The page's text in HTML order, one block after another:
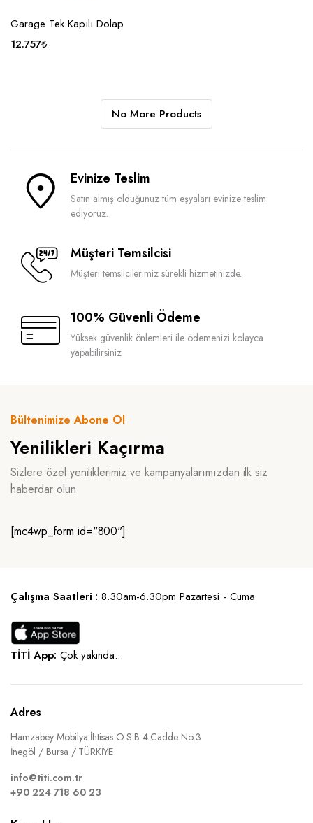
Garage Tek Kapılı Dolap
12.757₺
No More Products
Evinize Teslim
Satın almış olduğunuz tüm eşyaları evinize teslim
ediyoruz.
Müşteri Temsilcisi
Müşteri temsilcilerimiz sürekli hizmetinizde.
100% Güvenli Ödeme
Yüksek güvenlik önlemleri ile ödemenizi kolayca
yapabilirsiniz
Bültenimize Abone Ol
Yenilikleri Kaçırma
Sizlere özel yeniliklerimiz ve kampanyalarımızdan ilk siz
haberdar olun
[mc4wp_form id="800"]
Çalışma Saatleri : 8.30am-6.30pm Pazartesi - Cuma
TİTİ App: Çok yakında...
Adres
Hamzabey Mobilya İhtisas O.S.B 4.Cadde No:3
İnegöl / Bursa / TÜRKİYE
info@titi.com.tr
+90 224 718 60 23